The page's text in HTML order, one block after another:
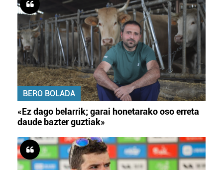
BERO BOLADA
«Ez dago belarrik; garai honetarako oso erreta
daude bazter guztiak»